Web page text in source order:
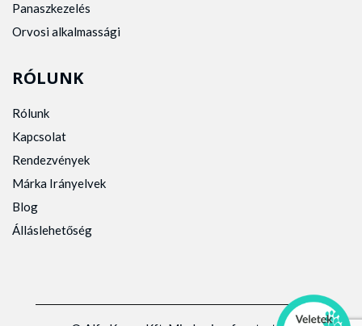
Panaszkezelés
Orvosi alkalmassági
RÓLUNK
Rólunk
Kapcsolat
Rendezvények
Márka Irányelvek
Blog
Álláslehetőség